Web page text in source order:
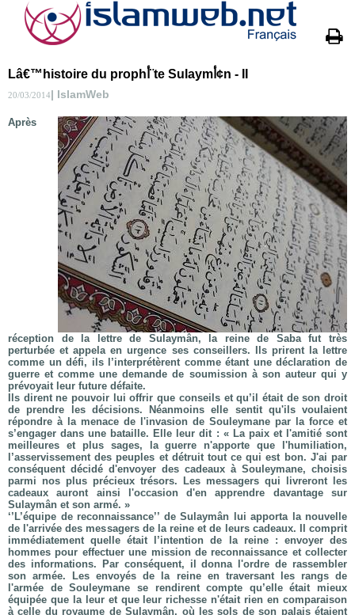
Lâ€™histoire du prophأ¨te Sulaymأ¢n - II
20/03/2014| IslamWeb
Après
réception de la lettre de Sulaymân, la reine de Saba fut très
perturbée et appela en urgence ses conseillers. Ils prirent la lettre
comme un défi, ils l’interprétèrent comme étant une déclaration de
guerre et comme une demande de soumission à son auteur qui y
prévoyait leur future défaite.
Ils dirent ne pouvoir lui offrir que conseils et qu’il était de son droit
de prendre les décisions. Néanmoins elle sentit qu'ils voulaient
répondre à la menace de l'invasion de Souleymane par la force et
s’engager dans une bataille. Elle leur dit : « La paix et l'amitié sont
meilleures et plus sages, la guerre n'apporte que l'humiliation,
l’asservissement des peuples et détruit tout ce qui est bon. J'ai par
conséquent décidé d'envoyer des cadeaux à Souleymane, choisis
parmi nos plus précieux trésors. Les messagers qui livreront les
cadeaux auront ainsi l'occasion d'en apprendre davantage sur
Sulaymân et son armé. »
‘’L’équipe de reconnaissance’’ de Sulaymân lui apporta la nouvelle
de l'arrivée des messagers de la reine et de leurs cadeaux. Il comprit
immédiatement quelle était l’intention de la reine : envoyer des
hommes pour effectuer une mission de reconnaissance et collecter
des informations. Par conséquent, il donna l'ordre de rassembler
son armée. Les envoyés de la reine en traversant les rangs de
l'armée de Souleymane se rendirent compte qu’elle était mieux
équipée que la leur et que leur richesse n'était rien en comparaison
à celle du royaume de Sulaymân, où les sols de son palais étaient